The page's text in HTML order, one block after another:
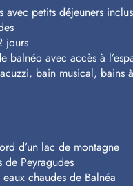
avec petits déjeuners inclus
jours
balnéo avec accès à
bain musical, bains
d’un lac de montagne
de Peyragudes
chaudes de Balnéa